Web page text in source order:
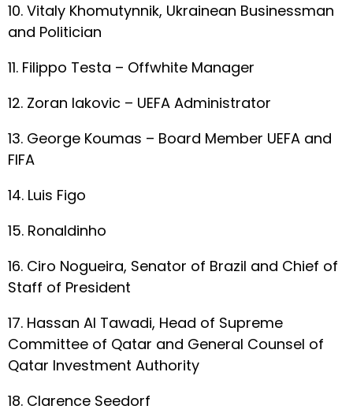
10. Vitaly Khomutynnik, Ukrainean Businessman
and Politician
11. Filippo Testa – Offwhite Manager
12. Zoran Iakovic – UEFA Administrator
13. George Koumas – Board Member UEFA and
FIFA
14. Luis Figo
15. Ronaldinho
16. Ciro Nogueira, Senator of Brazil and Chief of
Staff of President
17. Hassan Al Tawadi, Head of Supreme
Committee of Qatar and General Counsel of
Qatar Investment Authority
18. Clarence Seedorf